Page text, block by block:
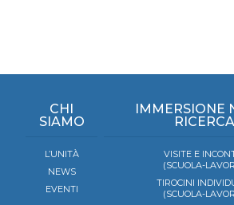
CHI
SIAMO
L’UNITÀ
NEWS
EVENTI
IMMERSIONE
RICERCA
VISITE E
(SCUOLA-
TIROCINI
(SCUOLA-